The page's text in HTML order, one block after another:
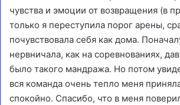
чувства и эмоции от возвращения (в
только я переступила порог арены,
почувствовала себя как дома.
нервничала, как на соревнованиях,
было такого мандража. Но потом
вся команда очень тепло меня
спокойно. Спасибо, что в меня